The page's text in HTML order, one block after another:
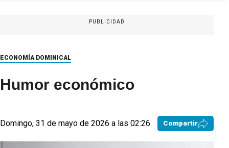
PUBLICIDAD
ECONOMÍA DOMINICAL
Humor económico
Domingo, 31 de mayo de 2026 a las 02:26 Compartir